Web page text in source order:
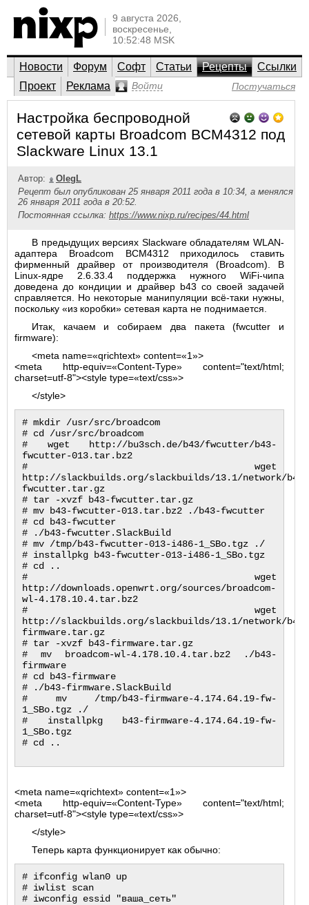
9 августа 2026,
воскресенье,
10:52:48 MSK
Новости Форум Софт Статьи Рецепты
Ссылки
Проект
Реклама Войти Постучаться
Настройка беспроводной
сетевой карты Broadcom BCM4312 под
Slackware Linux 13.1
Автор:
OlegL
Рецепт был опубликован 25 января 2011 года в 10:34, а менялся
26 января 2011 года в 20:52.
Постоянная ссылка: https://www.nixp.ru/recipes/44.html
В предыдущих версиях Slackware обладателям WLAN-
адаптера Broadcom BCM4312 приходилось ставить
фирменный драйвер от производителя (Broadcom). В
Linux-ядре 2.6.33.4 поддержка нужного WiFi-чипа
доведена до кондиции и драйвер b43 со своей задачей
справляется. Но некоторые манипуляции всё-таки нужны,
поскольку «из коробки» сетевая карта не поднимается.
Итак, качаем и собираем два пакета (fwcutter и
firmware):
<meta name=«qrichtext» content=«1»>
<meta http-equiv=«Content-Type» content="text/html;
charset=utf-8"><style type=«text/css»>
</style>
# mkdir /usr/src/broadcom
# cd /usr/src/broadcom
# wget http://bu3sch.de/b43/fwcutter/b43-
fwcutter-013.tar.bz2
# wget
http://slackbuilds.org/slackbuilds/13.1/network/b43-
fwcutter.tar.gz
# tar -xvzf b43-fwcutter.tar.gz
# mv b43-fwcutter-013.tar.bz2 ./b43-fwcutter
# cd b43-fwcutter
# ./b43-fwcutter.SlackBuild
# mv /tmp/b43-fwcutter-013-i486-1_SBo.tgz ./
# installpkg b43-fwcutter-013-i486-1_SBo.tgz
# cd ..
# wget
http://downloads.openwrt.org/sources/broadcom-
wl-4.178.10.4.tar.bz2
# wget
http://slackbuilds.org/slackbuilds/13.1/network/b43-
firmware.tar.gz
# tar -xvzf b43-firmware.tar.gz
# mv broadcom-wl-4.178.10.4.tar.bz2 ./b43-
firmware
# cd b43-firmware
# ./b43-firmware.SlackBuild
# mv /tmp/b43-firmware-4.174.64.19-fw-
1_SBo.tgz ./
# installpkg b43-firmware-4.174.64.19-fw-
1_SBo.tgz
# cd ..
<meta name=«qrichtext» content=«1»>
<meta http-equiv=«Content-Type» content="text/html;
charset=utf-8"><style type=«text/css»>
</style>
Теперь карта функционирует как обычно:
# ifconfig wlan0 up
# iwlist scan